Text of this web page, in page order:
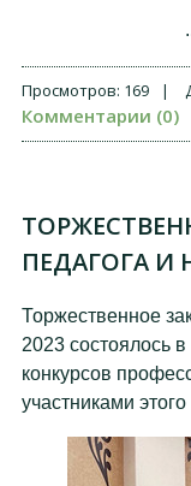
Просмотров: 169 |
Комментарии (0)
ПЕДАГОГА И
Торжественное
2023 состоялось
конкурсов
участниками